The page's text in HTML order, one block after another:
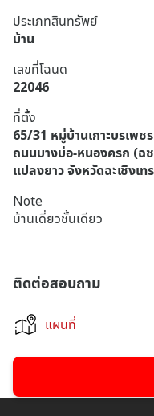
ประเภทสินทรัพย์
บ้าน
เลขที่โฉนด
22046
ที่ตั้ง
65/31 หมู่บ้านเกาะบรเพ
ถนนบางบ่อ-หนองครก (ฉ
แปลงยาว จังหวัดฉะเชิงเท
Note
บ้านเดี่ยวชั้นเดียว
ติดต่อสอบถาม
แผนที่